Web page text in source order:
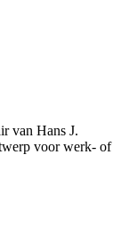
van Hans J.
voor werk- of